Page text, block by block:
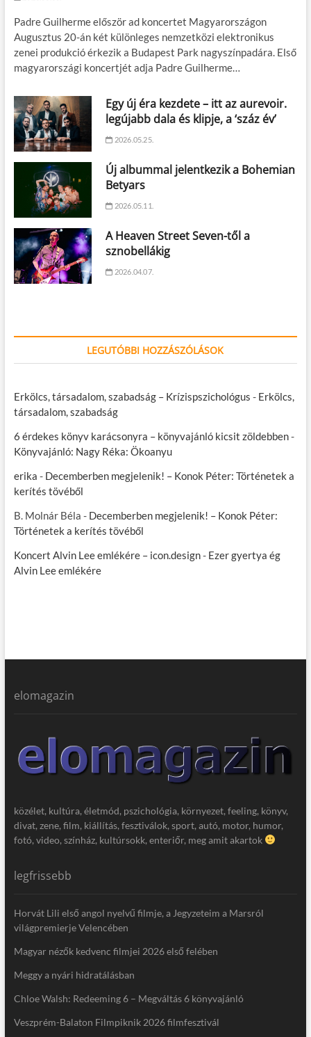
Padre Guilherme először ad koncertet Magyarországon
Augusztus 20-án két különleges nemzetközi elektronikus
zenei produkció érkezik a Budapest Park nagyszínpadára. Első
magyarországi koncertjét adja Padre Guilherme…
Egy új éra kezdete – itt az aurevoir.
legújabb dala és klipje, a ‘száz év’
2026.05.25.
Új albummal jelentkezik a Bohemian
Betyars
2026.05.11.
A Heaven Street Seven-től a
sznobellákig
2026.04.07.
LEGUTÓBBI HOZZÁSZÓLÁSOK
Erkölcs, társadalom, szabadság – Krízispszichológus - Erkölcs,
társadalom, szabadság
6 érdekes könyv karácsonyra – könyvajánló kicsit zöldebben-
Könyvajánló: Nagy Réka: Ökoanyu
erika - Decemberben megjelenik! – Konok Péter: Történetek a
kerítés tövéből
B. Molnár Béla - Decemberben megjelenik! – Konok Péter:
Történetek a kerítés tövéből
Koncert Alvin Lee emlékére – icon.design- Ezer gyertya ég
Alvin Lee emlékére
elomagazin
közélet, kultúra, életmód, pszichológia, környezet, feeling, könyv,
divat, zene, film, kiállítás, fesztiválok, sport, autó, motor, humor,
fotó, video, színház, kultúrsokk, enteriőr, meg amit akartok
legfrissebb
Horvát Lili első angol nyelvű filmje, a Jegyzeteim a Marsról
világpremierje Velencében
Magyar nézők kedvenc filmjei 2026 első felében
Meggy a nyári hidratálásban
Chloe Walsh: Redeeming 6 – Megváltás 6 könyvajánló
Veszprém-Balaton Filmpiknik 2026 filmfesztivál